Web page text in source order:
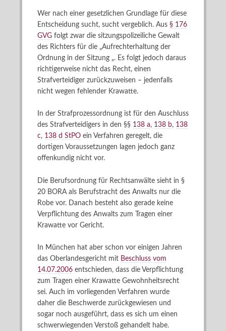
Wer nach einer gesetzlichen Grundlage für diese
Entscheidung sucht, sucht vergeblich. Aus § 176
GVG folgt zwar die sitzungspolizeiliche Gewalt
des Richters für die „Aufrechterhaltung der
Ordnung in der Sitzung „. Es folgt jedoch daraus
richtigerweise nicht das Recht, einen
Strafverteidiger zurückzuweisen – jedenfalls
nicht wegen fehlender Krawatte.
In der Strafprozessordnung ist für den Auschluss
des Strafverteidigers in den §§ 138 a, 138 b, 138
c, 138 d StPO ein Verfahren geregelt, die
dortigen Voraussetzungen lagen jedoch ganz
offenkundig nicht vor.
Die Berufsordnung für Rechtsanwälte sieht in §
20 BORA als Berufstracht des Anwalts nur die
Robe vor. Danach besteht also gerade keine
Verpflichtung des Anwalts zum Tragen einer
Krawatte vor Gericht.
In München hat aber schon vor einigen Jahren
das Oberlandesgericht mit Beschluss vom
14.07.2006 entschieden, dass die Verpflichtung
zum Tragen einer Krawatte Gewohnheitsrecht
sei. Auch im vorliegenden Verfahren wurde
daher die Beschwerde zurückgewiesen und
sogar noch ausgeführt, dass es sich um einen
schwerwiegenden Verstoß gehandelt habe.